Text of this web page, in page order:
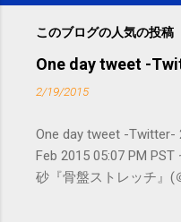
このブログの人気の投稿
One day tweet -
2/19/2015
One day tweet -Twitter-
Feb 2015 05:07 PM
砂『骨盤ストレッチ』(